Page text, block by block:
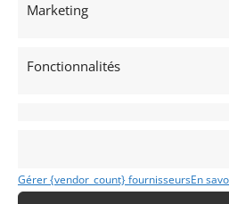
Marketing
Fonctionnalités
Gérer {vendor_count} fournisseursEn
plus divertissante. Ce n’est
tenu de la qualité et des
disponible dans notre salle